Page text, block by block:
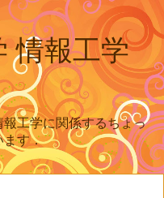
情報工学
工学に関係するちょっ
ます．